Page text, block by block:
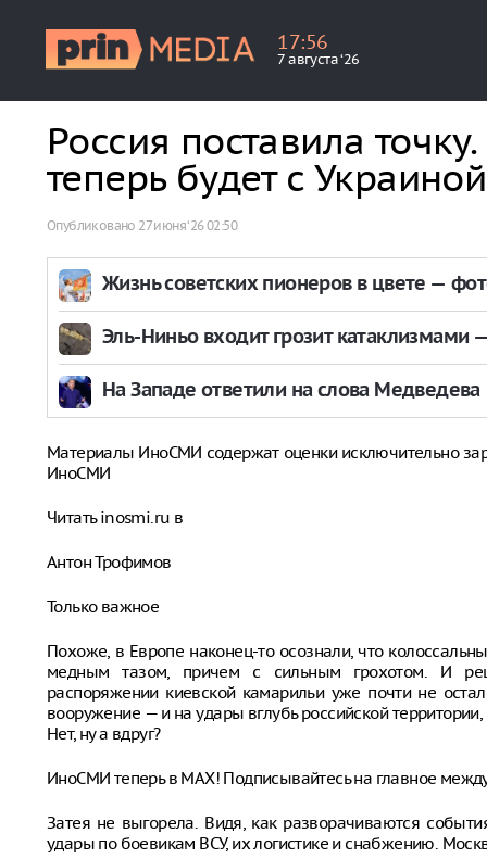
17:56
7 августа ‘26
Россия поставила
теперь будет с Украиной
Опубликовано 27 июня ‘26 02:50
Жизнь советских пионеров в цвете —
Эль-Ниньо входит грозит катаклизмами
На Западе ответили на слова Медведева
Материалы ИноСМИ содержат оценки исключительно
ИноСМИ
Читать inosmi.ru в
Антон Трофимов
Только важное
Похоже, в Европе наконец-то осознали, что
медным тазом, причем с сильным грохотом. И
распоряжении киевской камарильи уже почти не
вооружение — и на удары вглубь российской
Нет, ну а вдруг?
ИноСМИ теперь в MAX! Подписывайтесь на главное
Затея не выгорела. Видя, как разворачиваются
удары по боевикам ВСУ, их логистике и снабжению.